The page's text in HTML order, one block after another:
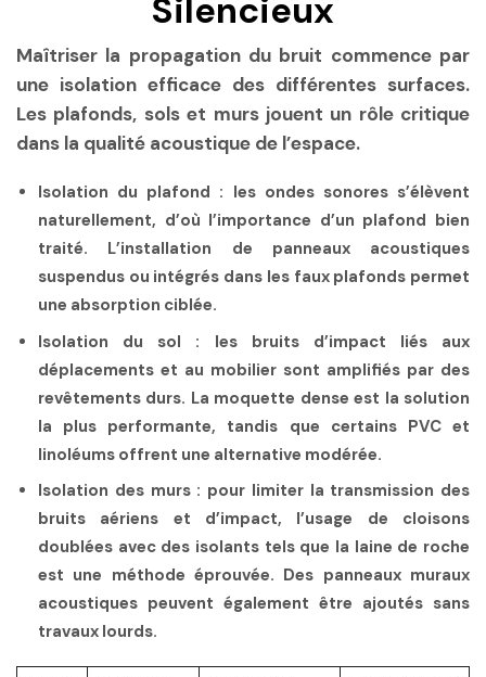
Silencieux
Maîtriser la propagation du bruit commence par
une isolation efficace des différentes surfaces.
Les plafonds, sols et murs jouent un rôle critique
dans la qualité acoustique de l’espace.
Isolation du plafond : les ondes sonores s’élèvent
naturellement, d’où l’importance d’un plafond bien
traité. L’installation de panneaux acoustiques
suspendus ou intégrés dans les faux plafonds permet
une absorption ciblée.
Isolation du sol : les bruits d’impact liés aux
déplacements et au mobilier sont amplifiés par des
revêtements durs. La moquette dense est la solution
la plus performante, tandis que certains PVC et
linoléums offrent une alternative modérée.
Isolation des murs : pour limiter la transmission des
bruits aériens et d’impact, l’usage de cloisons
doublées avec des isolants tels que la laine de roche
est une méthode éprouvée. Des panneaux muraux
acoustiques peuvent également être ajoutés sans
travaux lourds.